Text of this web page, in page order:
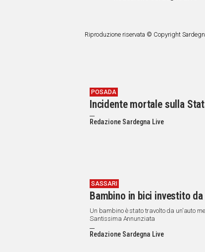
Riproduzione riservata © Copyright
POSADA
Incidente mortale sulla
Redazione Sardegna Live
SASSARI
Bambino in bici investito
Un bambino è stato travolto da un'auto
Santissima Annunziata
Redazione Sardegna Live